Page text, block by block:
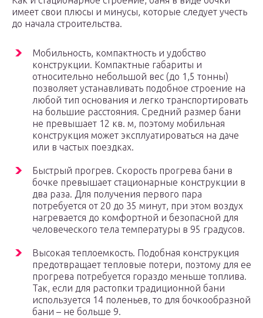
имеет свои плюсы и минусы, которые следует учесть
до начала строительства.
Мобильность, компактность и удобство
конструкции. Компактные габариты и
относительно небольшой вес (до 1,5 тонны)
позволяет устанавливать подобное строение на
любой тип основания и легко транспортировать
на большие расстояния. Средний размер бани
не превышает 12 кв. м, поэтому мобильная
конструкция может эксплуатироваться на даче
или в частых поездках.
Быстрый прогрев. Скорость прогрева бани в
бочке превышает стационарные конструкции в
два раза. Для получения первого пара
потребуется от 20 до 35 минут, при этом воздух
нагревается до комфортной и безопасной для
человеческого тела температуры в 95 градусов.
Высокая теплоемкость. Подобная конструкция
предотвращает тепловые потери, поэтому для ее
прогрева потребуется гораздо меньше топлива.
Так, если для растопки традиционной бани
используется 14 поленьев, то для бочкообразной
бани – не больше 9.